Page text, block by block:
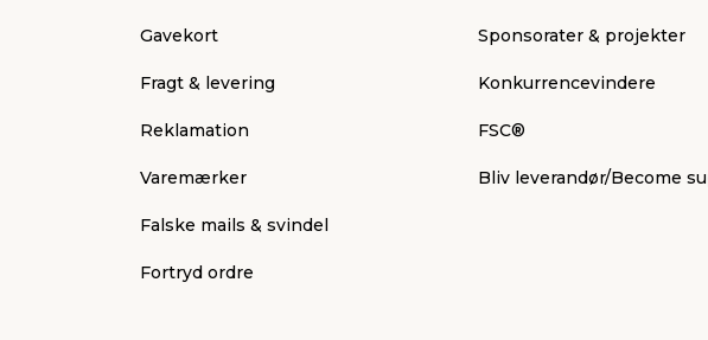
Gavekort
Fragt & levering
Reklamation
Varemærker
Falske mails & svindel
Fortryd ordre
Sponsorater & projekter
Konkurrencevindere
FSC®
Bliv leverandør/Become